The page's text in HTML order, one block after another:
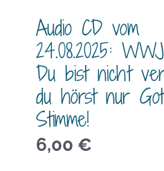
Audio CD vom
24.08.2025:
Du bist nicht
du hörst nur
Stimme!
6,00 €